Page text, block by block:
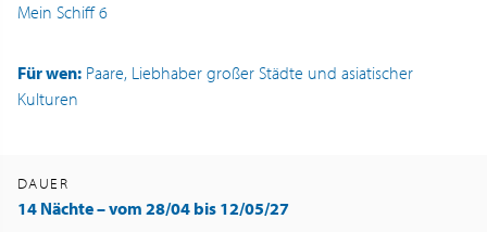
Mein Schiff 6
Für wen: Paare, Liebhaber großer Städte und asiatischer
Kulturen
DAUER
14 Nächte – vom 28/04 bis 12/05/27